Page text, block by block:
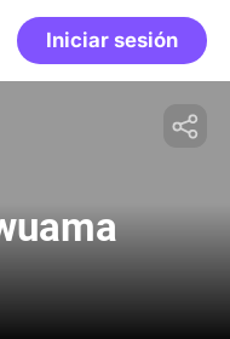
Iniciar sesión